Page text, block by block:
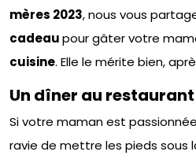
mères 2023, nous vous
cadeaupour gâter votre
cuisine. Elle le mérite bien,
Un dîner au restaurant
Si votre maman est
ravie de mettre les pieds sous